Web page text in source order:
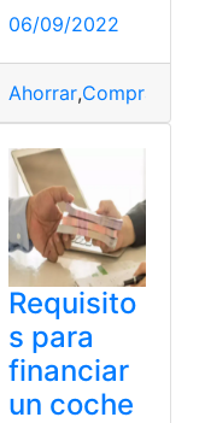
precio
06/09/2022
Ahorrar,Compradores
Requisito
s para
financiar
un coche